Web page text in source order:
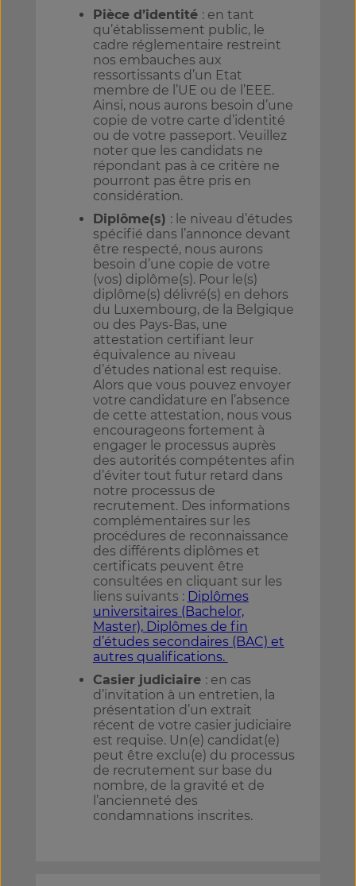
Pièce d’identité : en tant
qu’établissement public, le
cadre réglementaire restreint
nos embauches aux
ressortissants d’un Etat
membre de l’UE ou de l’EEE.
Ainsi, nous aurons besoin d’une
copie de votre carte d’identité
ou de votre passeport. Veuillez
noter que les candidats ne
répondant pas à ce critère ne
pourront pas être pris en
considération.
Diplôme(s) : le niveau d’études
spécifié dans l’annonce devant
être respecté, nous aurons
besoin d’une copie de votre
(vos) diplôme(s). Pour le(s)
diplôme(s) délivré(s) en dehors
du Luxembourg, de la Belgique
ou des Pays-Bas, une
attestation certifiant leur
équivalence au niveau
d’études national est requise.
Alors que vous pouvez envoyer
votre candidature en l’absence
de cette attestation, nous vous
encourageons fortement à
engager le processus auprès
des autorités compétentes afin
d’éviter tout futur retard dans
notre processus de
recrutement. Des informations
complémentaires sur les
procédures de reconnaissance
des différents diplômes et
certificats peuvent être
consultées en cliquant sur les
liens suivants : Diplômes
universitaires (Bachelor,
Master), Diplômes de fin
d’études secondaires (BAC) et
autres qualifications.
Casier judiciaire : en cas
d’invitation à un entretien, la
présentation d’un extrait
récent de votre casier judiciaire
est requise. Un(e) candidat(e)
peut être exclu(e) du processus
de recrutement sur base du
nombre, de la gravité et de
l’ancienneté des
condamnations inscrites.